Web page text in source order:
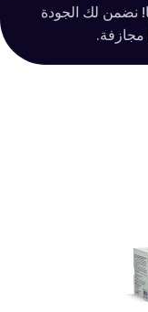
نضمن لك الجودة
مجازفة.